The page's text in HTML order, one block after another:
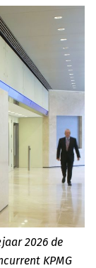
2026 de
KPMG